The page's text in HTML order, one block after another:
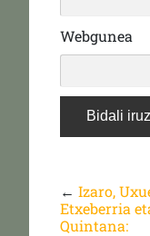
Webgunea
← Izaro,
Etxeberria
Quintana: